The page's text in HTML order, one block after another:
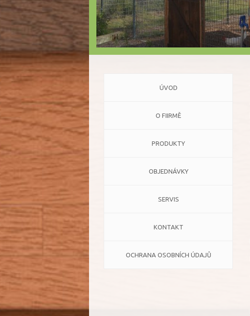
ÚVOD
O FIIRMĚ
PRODUKTY
OBJEDNÁVKY
SERVIS
KONTAKT
OCHRANA OSOBNÍCH ÚDAJŮ